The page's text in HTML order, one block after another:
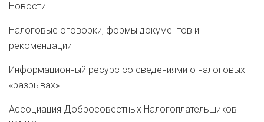
Новости
Налоговые оговорки, формы документов и
рекомендации
Информационный ресурс со сведениями о налоговых
«разрывах»
Ассоциация Добросовестных Налогоплательщиков